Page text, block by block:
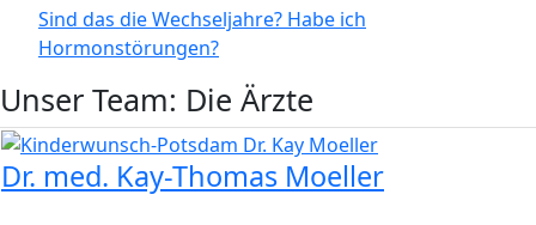
Sind das die Wechseljahre? Habe ich
Hormonstörungen?
Unser Team: Die Ärzte
Bild
Dr. med. Kay-Thomas Moeller